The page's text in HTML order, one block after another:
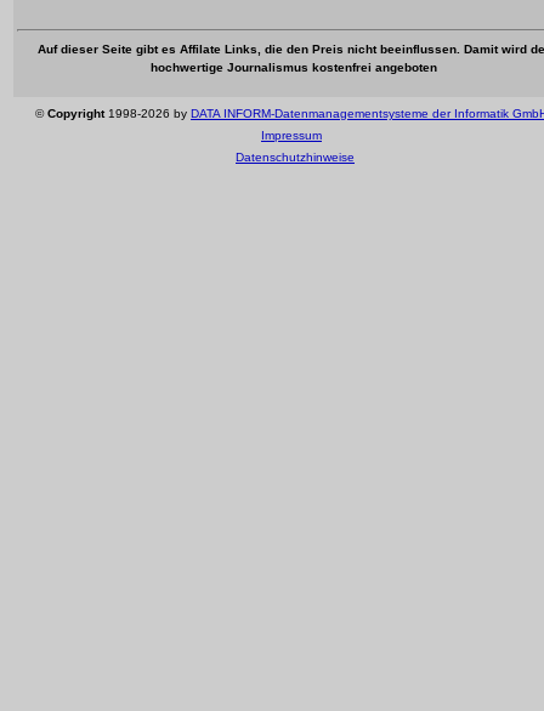
Auf dieser Seite gibt es Affilate Links, die den Preis nicht beeinflussen. Damit wird
hochwertige Journalismus kostenfrei angeboten
©Copyright1998-2026 by DATA INFORM-Datenmanagementsysteme der Informatik
Impressum
Datenschutzhinweise